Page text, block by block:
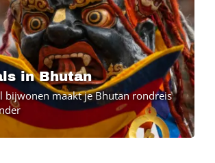
in Bhutan
bijwonen maakt je Bhutan rondreis